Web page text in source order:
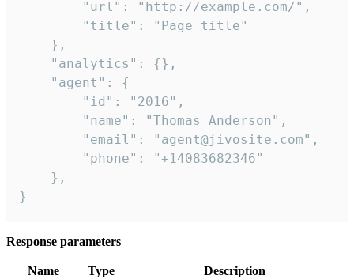
        "url": "http://example.com/",
        "title": "Page title"
    },
    "analytics": {},
    "agent": {
        "id": "2016",
        "name": "Thomas Anderson",
        "email": "agent@jivosite.com",
        "phone": "+14083682346"
    },
}
Response parameters
Name Type Description